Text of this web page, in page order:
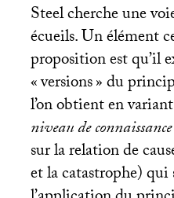
Steel cherche une
écueils. Un élément
proposition est qu’il
«versions» du
l’on obtient en
niveau de
sur la relation de
et la catastrophe)